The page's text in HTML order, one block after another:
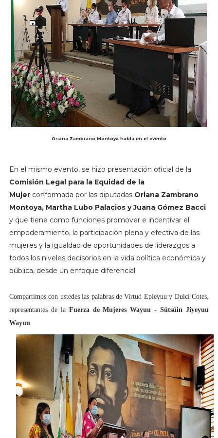
Oriana Zambrano Montoya habla en el evento
En el mismo evento, se hizo presentación oficial de la
Comisión Legal para la Equidad de la
Mujerconformada por las diputadasOriana Zambrano
Montoya, Martha Lubo Palacios y Juana Gómez Bacci
y que tiene como funciones promover e incentivar el
empoderamiento, la participación plena y efectiva de las
mujeres y la igualdad de oportunidades de liderazgos a
todos los niveles decisorios en la vida política económica y
pública, desde un enfoque diferencial.
Compartimos con ustedes las palabras de Virtud Epieyuu y Dulci Cotes,
representantes de la Fuerza de Mujeres Wayuu - Sütsúin Jiyeyuu
Wayuu